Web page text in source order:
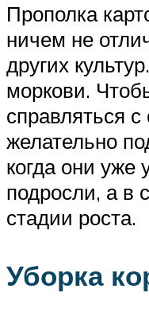
Прополка
ничем не
других
моркови.
справляться
желательно
когда они уже
подросли, а в
стадии роста.
Уборка